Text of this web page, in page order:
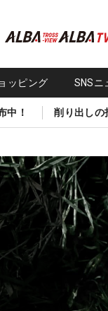
ッピング SNSニ
中！ 削り出しの